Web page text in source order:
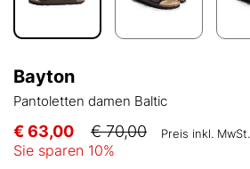
Bayton
Pantoletten damen Baltic
€ 63,00 € 70,00 Preis inkl. MwSt.
Sie sparen 10%